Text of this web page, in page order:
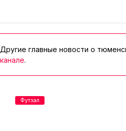
Другие главные новости о
канале.
Футзал